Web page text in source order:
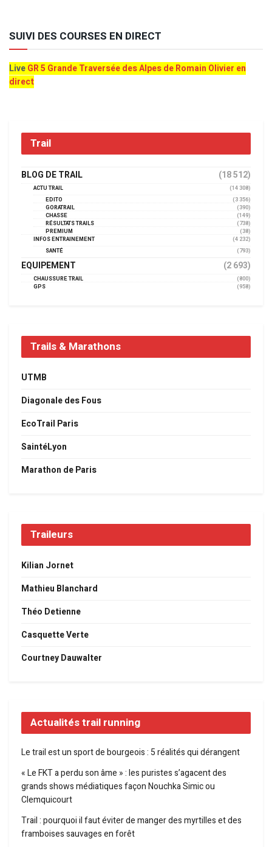
SUIVI DES COURSES EN DIRECT
LiveGR 5 Grande Traversée des Alpes de Romain Olivier en
direct
Trail
BLOG DE TRAIL (18 512)
ACTU TRAIL
(14 308)
EDITO
(3 356)
GORATRAIL
(390)
CHASSE
(149)
RÉSULTATS TRAILS
(738)
PREMIUM
(38)
INFOS ENTRAINEMENT
(4 232)
SANTÉ
(793)
EQUIPEMENT (2 693)
CHAUSSURE TRAIL
(800)
GPS
(958)
Trails & Marathons
UTMB
Diagonale des Fous
EcoTrail Paris
SaintéLyon
Marathon de Paris
Traileurs
Kilian Jornet
Mathieu Blanchard
Théo Detienne
Casquette Verte
Courtney Dauwalter
Actualités trail running
Le trail est un sport de bourgeois : 5 réalités qui dérangent
« Le FKT a perdu son âme » : les puristes s’agacent des
grands shows médiatiques façon Nouchka Simic ou
Clemquicourt
Trail : pourquoi il faut éviter de manger des myrtilles et des
framboises sauvages en forêt